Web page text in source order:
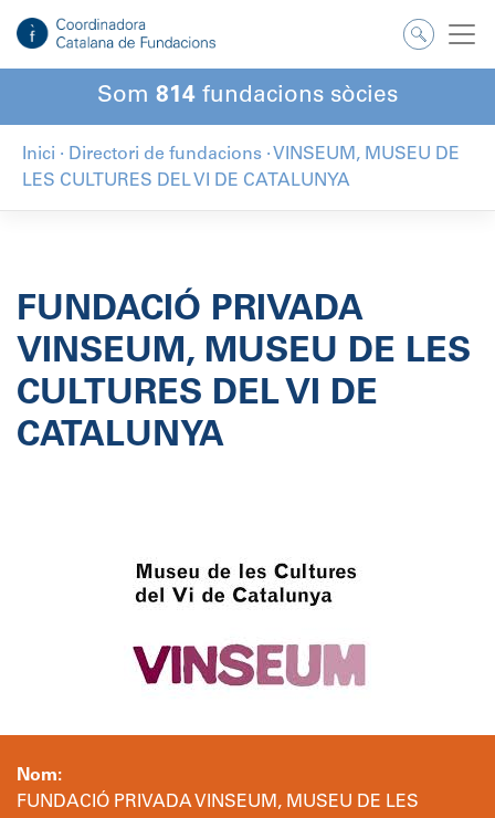
contingut
Som 814 fundacions sòcies
Inici · Directori de fundacions · VINSEUM, MUSEU DE
LES CULTURES DEL VI DE CATALUNYA
FUNDACIÓ PRIVADA
VINSEUM, MUSEU DE LES
CULTURES DEL VI DE
CATALUNYA
Nom:
FUNDACIÓ PRIVADA VINSEUM, MUSEU DE LES